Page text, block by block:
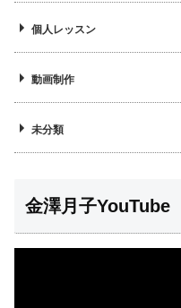
個人レッスン
動画制作
未分類
金澤月子YouTube